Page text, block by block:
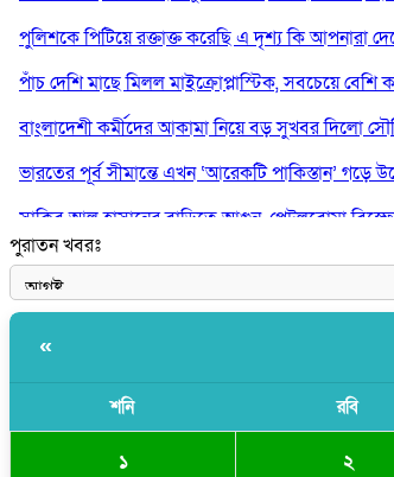
পুলিশকে পিটিয়ে রক্তাক্ত করেছি এ দৃশ্য কি আপনারা
পাঁচ দেশি মাছে মিলল মাইক্রোপ্লাস্টিক, সবচেয়ে বেশি
বাংলাদেশী কর্মীদের আকামা নিয়ে বড় সুখবর দিলো
ভারতের পূর্ব সীমান্তে এখন ‘আরেকটি পাকিস্তান’
সাকিব আল হাসানের বাড়িতে আগুন, পেট্রলবোমা
যে ডকুমেন্টারিতে আবু সাঈদের ছবি নেই, সেটা কোনো
পুরাতন খবরঃ
«
শনি রবি
১ ২